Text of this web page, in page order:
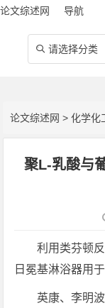
论文综述网 导航
 请选择分类
论文综述网 >化学化
聚L-乳酸与
利用类芬顿
日冕基淋浴器用
英康、李明